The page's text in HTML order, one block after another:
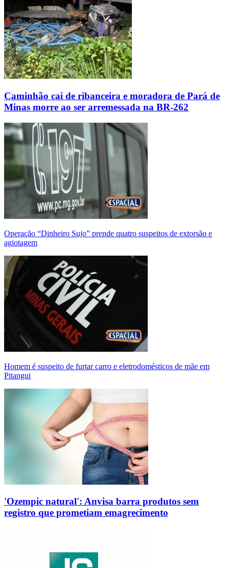
Caminhão cai de ribanceira e moradora de Pará de
Minas morre ao ser arremessada na BR-262
Operação “Dinheiro Sujo” prende quatro suspeitos de extorsão e
agiotagem
Homem é suspeito de furtar carro e eletrodomésticos de mãe em
Pitangui
'Ozempic natural': Anvisa barra produtos sem
registro que prometiam emagrecimento